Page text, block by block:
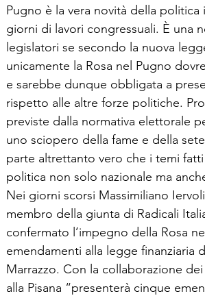
Pugno è la vera novità della
giorni di lavori congressuali. È una
legislatori se secondo la nuova
unicamente la Rosa nel Pugno
e sarebbe dunque obbligata a
rispetto alle altre forze politiche.
previste dalla normativa elettorale
uno sciopero della fame e della
parte altrettanto vero che i temi
politica non solo nazionale ma
Nei giorni scorsi Massimiliano
membro della giunta di Radicali
confermato l’impegno della Rosa
emendamenti alla legge finanziaria
Marrazzo. Con la collaborazione
alla Pisana “presenterà cinque